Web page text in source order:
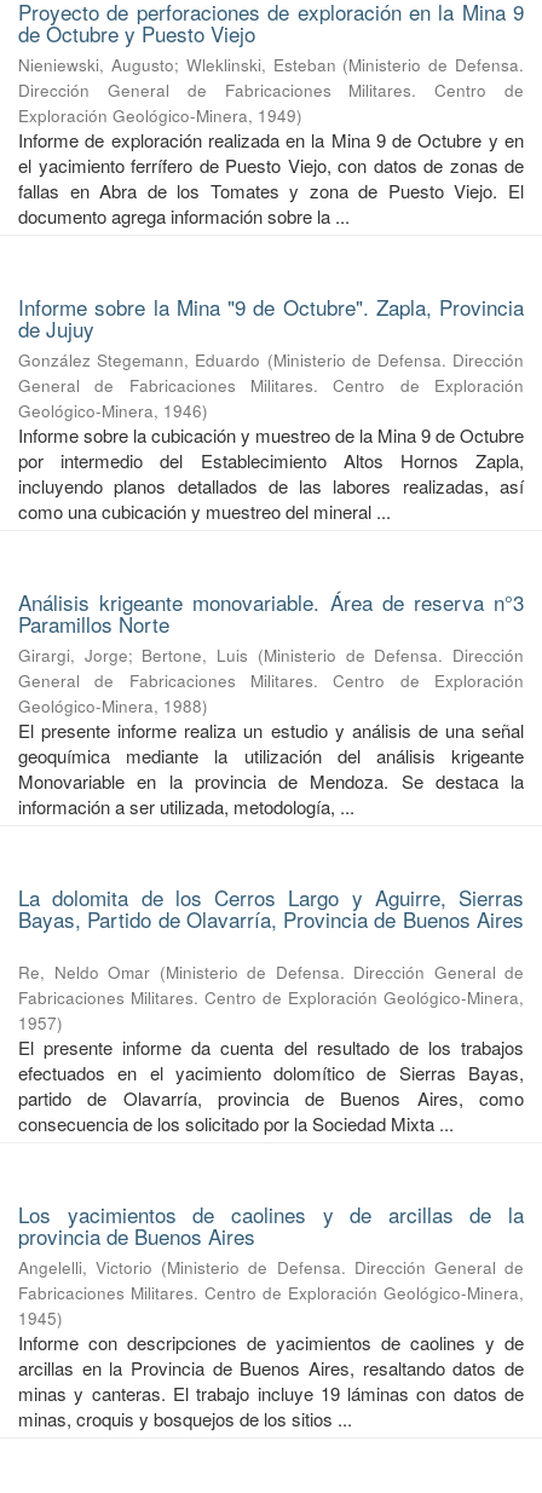
Proyecto de perforaciones de exploración en la Mina 9
de Octubre y Puesto Viejo
Nieniewski, Augusto; Wleklinski, Esteban (Ministerio de Defensa.
Dirección General de Fabricaciones Militares. Centro de
Exploración Geológico-Minera, 1949)
Informe de exploración realizada en la Mina 9 de Octubre y en
el yacimiento ferrífero de Puesto Viejo, con datos de zonas de
fallas en Abra de los Tomates y zona de Puesto Viejo. El
documento agrega información sobre la ...
Informe sobre la Mina "9 de Octubre". Zapla, Provincia
de Jujuy
González Stegemann, Eduardo (Ministerio de Defensa. Dirección
General de Fabricaciones Militares. Centro de Exploración
Geológico-Minera, 1946)
Informe sobre la cubicación y muestreo de la Mina 9 de Octubre
por intermedio del Establecimiento Altos Hornos Zapla,
incluyendo planos detallados de las labores realizadas, así
como una cubicación y muestreo del mineral ...
Análisis krigeante monovariable. Área de reserva n°3
Paramillos Norte
Girargi, Jorge; Bertone, Luis (Ministerio de Defensa. Dirección
General de Fabricaciones Militares. Centro de Exploración
Geológico-Minera, 1988)
El presente informe realiza un estudio y análisis de una señal
geoquímica mediante la utilización del análisis krigeante
Monovariable en la provincia de Mendoza. Se destaca la
información a ser utilizada, metodología, ...
La dolomita de los Cerros Largo y Aguirre, Sierras
Bayas, Partido de Olavarría, Provincia de Buenos Aires
Re, Neldo Omar (Ministerio de Defensa. Dirección General de
Fabricaciones Militares. Centro de Exploración Geológico-Minera,
1957)
El presente informe da cuenta del resultado de los trabajos
efectuados en el yacimiento dolomítico de Sierras Bayas,
partido de Olavarría, provincia de Buenos Aires, como
consecuencia de los solicitado por la Sociedad Mixta ...
Los yacimientos de caolines y de arcillas de la
provincia de Buenos Aires
Angelelli, Victorio (Ministerio de Defensa. Dirección General de
Fabricaciones Militares. Centro de Exploración Geológico-Minera,
1945)
Informe con descripciones de yacimientos de caolines y de
arcillas en la Provincia de Buenos Aires, resaltando datos de
minas y canteras. El trabajo incluye 19 láminas con datos de
minas, croquis y bosquejos de los sitios ...